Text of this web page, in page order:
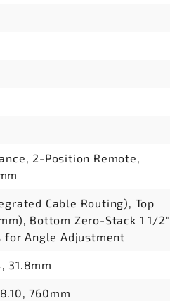
2-Position Remote,
Cable Routing), Top
Bottom Zero-Stack 1 1/2"
for Angle Adjustment
31.8mm
760mm